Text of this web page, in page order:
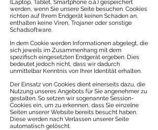
(Laptop, Tablet, Smartphone o.ä.) gespeichert
werden, wenn Sie unsere Seite besuchen. Cookies
richten auf Ihrem Endgerät keinen Schaden an,
enthalten keine Viren, Trojaner oder sonstige
Schadsoftware.
In dem Cookie werden Informationen abgelegt, die
sich jeweils im Zusammenhang mit dem
spezifisch eingesetzten Endgerät ergeben. Dies
bedeutet jedoch nicht, dass wir dadurch
unmittelbar Kenntnis von Ihrer Identität erhalten.
Der Einsatz von Cookies dient einerseits dazu, die
Nutzung unseres Angebots für Sie angenehmer zu
gestalten. So setzen wir sogenannte Session-
Cookies ein, um zu erkennen, dass Sie einzelne
Seiten unserer Website bereits besucht haben.
Diese werden nach Verlassen unserer Seite
automatisch gelöscht.